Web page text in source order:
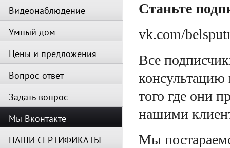
Станьте
vk.com/
Все
консультацию
того где они
нашими
Мы
Видеонаблюдение
Умный дом
Цены и предложения
Вопрос-ответ
Задать вопрос
Мы Вконтакте
НАШИ СЕРТИФИКАТЫ